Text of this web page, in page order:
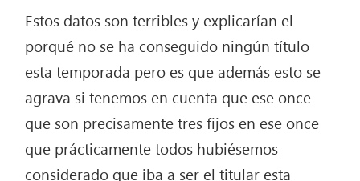
Estos datos son terribles y explicarían el
porqué no se ha conseguido ningún título
esta temporada pero es que además esto se
agrava si tenemos en cuenta que ese once
que son precisamente tres fijos en ese once
que prácticamente todos hubiésemos
considerado que iba a ser el titular esta